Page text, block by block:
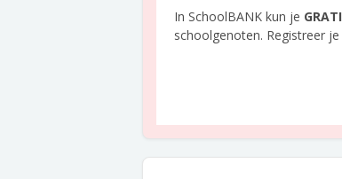
In SchoolBANK kun je
schoolgenoten. Registreer